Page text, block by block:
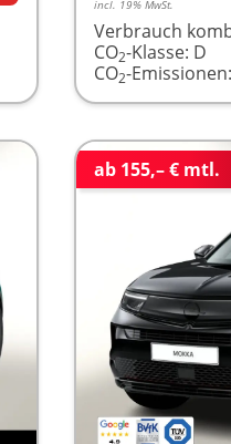
incl. 19% MwSt.
Verbrauch
CO2-Klasse: D
CO2-Emissionen:
ab 155,– € mtl.